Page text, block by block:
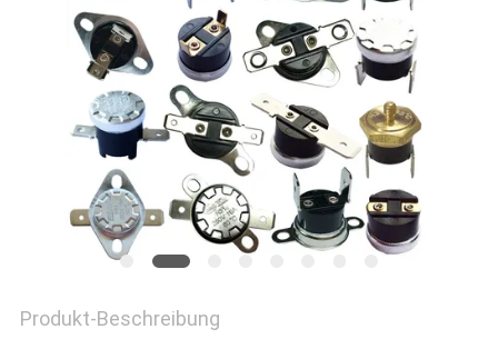
POLICY
Produkt-Beschreibung